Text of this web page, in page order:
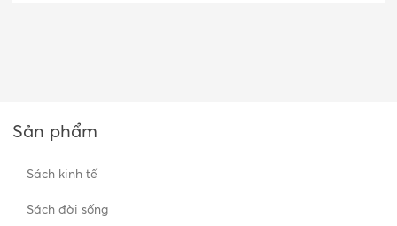
Sản phẩm
Sách kinh tế
Sách đời sống